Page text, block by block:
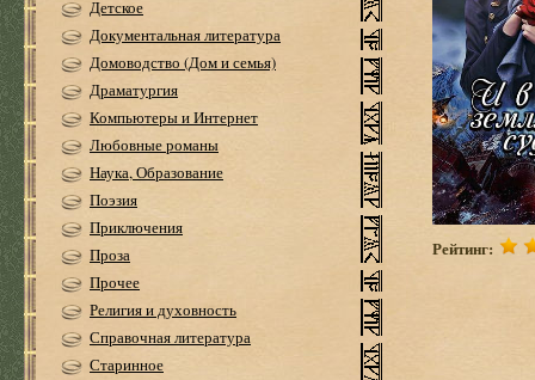
Детское
Документальная литература
Домоводство (Дом и семья)
Драматургия
Компьютеры и Интернет
Любовные романы
Наука, Образование
Поэзия
Приключения
Проза
Прочее
Религия и духовность
Справочная литература
Старинное
Рейтинг: